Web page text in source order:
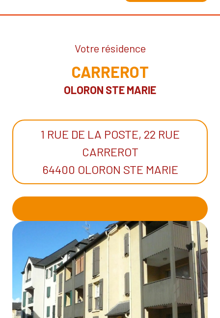
Votre résidence
CARREROT
OLORON STE MARIE
1 RUE DE LA POSTE, 22 RUE
CARREROT
64400 OLORON STE MARIE